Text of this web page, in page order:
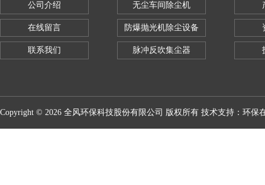
公司介绍
在线留言
联系我们
无尘车间除尘机
防爆抛光机除尘设备
脉冲反吹集尘器
Copyright © 2026 全风环保科技股份有限公司 版权所有 技术支持： 环保